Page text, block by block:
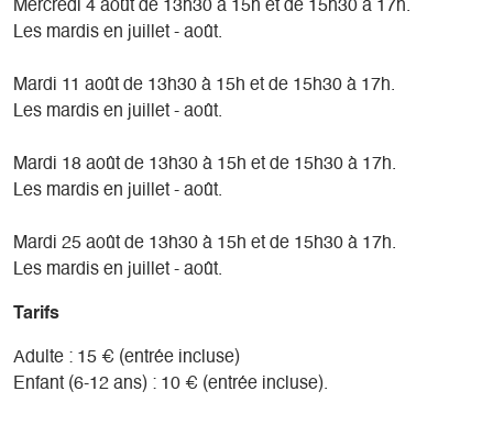
Mercredi 4 août de 13h30 à 15h et de 15h30 à 17h.
Les mardis en juillet - août.
Mardi 11 août de 13h30 à 15h et de 15h30 à 17h.
Les mardis en juillet - août.
Mardi 18 août de 13h30 à 15h et de 15h30 à 17h.
Les mardis en juillet - août.
Mardi 25 août de 13h30 à 15h et de 15h30 à 17h.
Les mardis en juillet - août.
Tarifs
Adulte : 15 € (entrée incluse)
Enfant (6-12 ans) : 10 € (entrée incluse).